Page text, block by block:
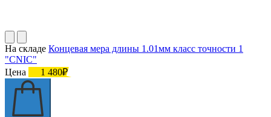
На складе Концевая мера длины 1.01мм класс точности 1
"CNIC"
Цена
1 480₽